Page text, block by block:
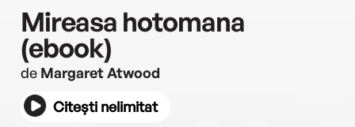
Mireasa hotomana
(ebook)
de Margaret Atwood
Citești nelimitat